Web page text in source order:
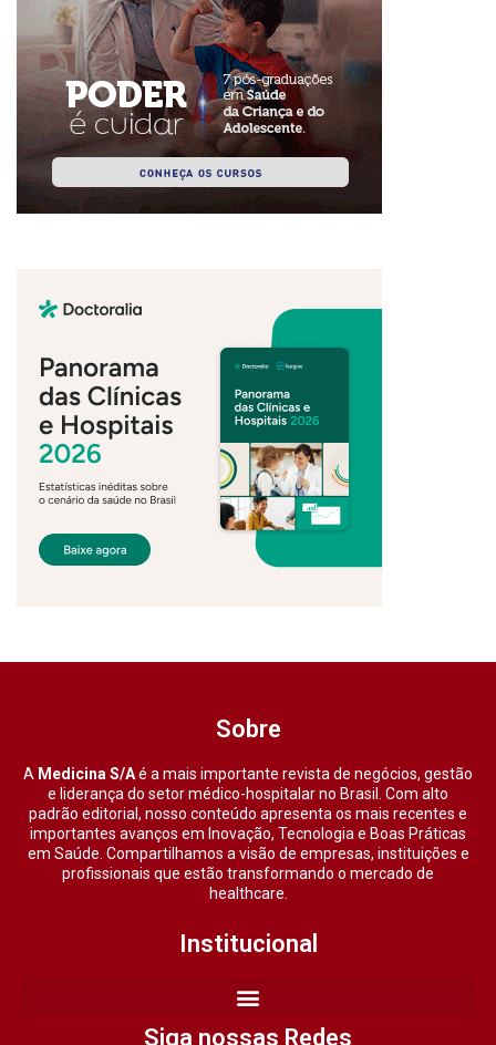
Sobre
A Medicina S/Aé a mais importante revista de negócios, gestão
e liderança do setor médico-hospitalar no Brasil. Com alto
padrão editorial, nosso conteúdo apresenta os mais recentes e
importantes avanços em Inovação, Tecnologia e Boas Práticas
em Saúde. Compartilhamos a visão de empresas, instituições e
profissionais que estão transformando o mercado de
healthcare.
Institucional
Siga nossas Redes